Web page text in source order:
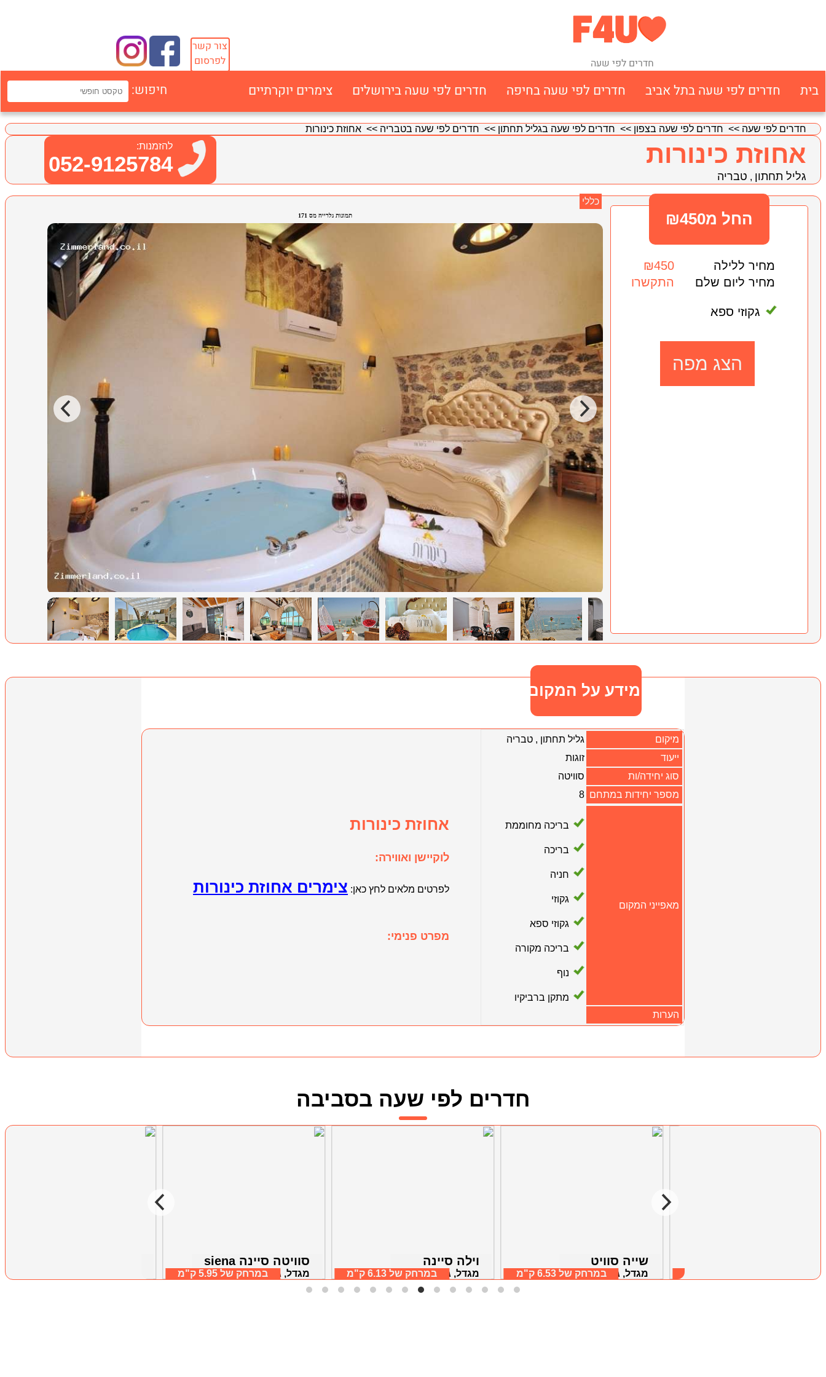
חדרים לפי שעה
צור קשר
לפרסום
בית חדרים לפי שעה בתל אביב חדרים לפי שעה בחיפה חדרים לפי שעה בירושלים צימרים יוקרתיים חיפוש:
חדרים לפי שעה >> חדרים לפי שעה בצפון >> חדרים לפי שעה בגליל תחתון >> חדרים לפי שעה בטבריה >> אחוזת כינורות
אחוזת כינורות
גליל תחתון , טבריה
להזמנות:
052-9125784
החל מ₪450
מחיר ללילה
₪450
מחיר ליום שלם
התקשרו
גקוזי ספא
הצג מפה
כללי
מידע על המקום
מיקום גליל תחתון ,טבריה
ייעוד
זוגות
סוג יחידה/ות
סוויטה
מספר יחידות במתחם 8
מאפייני המקום
בריכה מחוממת
בריכה
חניה
גקוזי
גקוזי ספא
בריכה מקורה
נוף
מתקן ברביקיו
הערות
אחוזת כינורות
לוקיישן ואווירה:
לפרטים מלאים לחץ כאן: צימרים אחוזת כינורות
מפרט פנימי:
חדרים לפי שעה בסביבה
סוויטה סיינה siena
מגדל, גליל תחתון
במרחק של 5.95 ק"מ
וילה סיינה
מגדל, גליל תחתון
במרחק של 6.13 ק"מ
שייה סוויט
מגדל, גליל תחתון
במרחק של 6.53 ק"מ